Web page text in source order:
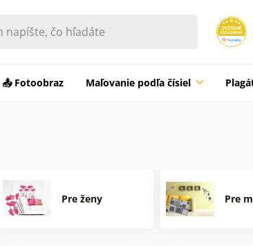
📤 Fotoobraz Maľovanie podľa čísiel
Pre ženy Pre